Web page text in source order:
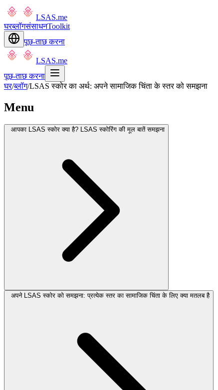
LSAS.me
घरब्लॉगसंसाधनToolkit
पूछ-ताछ करना
LSAS.me
पूछ-ताछ करना
घर/ब्लॉग/LSAS स्कोर का अर्थ: अपने सामाजिक चिंता के स्तर को समझना
Menu
आपका LSAS स्कोर क्या है? LSAS स्कोरिंग की मूल बातें समझना
अपने LSAS स्कोर को समझना: प्रत्येक स्तर का सामाजिक चिंता के लिए क्या मतलब है